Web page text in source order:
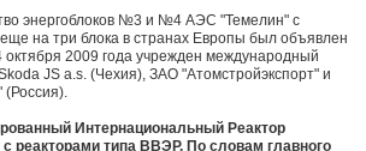
энергоблоков №3 и №4 АЭС "Темелин" с
на три блока в странах Европы был объявлен
октября 2009 года учрежден международный
JS a.s. (Чехия), ЗАО "Атомстройэкспорт" и
Интернациональный Реактор
реакторами типа ВВЭР. По словам главного